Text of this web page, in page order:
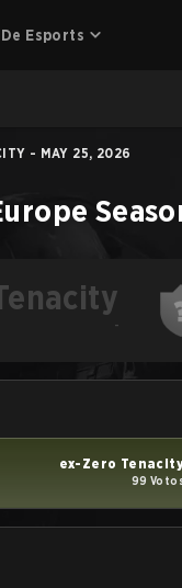
Esports
- MAY 25, 2026
-
ex-Zero
99